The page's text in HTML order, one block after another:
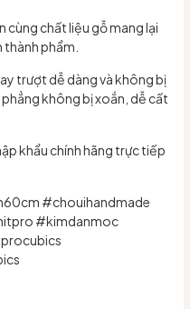
cùng chất liệu gỗ mang lại
phẩm.
trượt dễ dàng và không bị
không bị xoắn, dễ cất
khẩu chính hãng trực tiếp
#chouihandmade
#kimdanmoc